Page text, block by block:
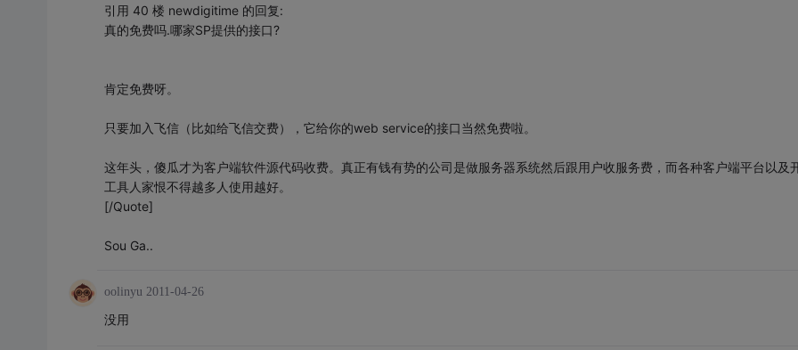
引用 40 楼 newdigitime 的回复:
真的免费吗.哪家SP提供的接口?
肯定免费呀。
只要加入飞信（比如给飞信交费），它给你的web service的接口当然免费啦。
这年头，傻瓜才为客户端软件源代码收费。真正有钱有势的公司是做服务器系统然后跟用户收服务费，而各种客户端平台以及
工具人家恨不得越多人使用越好。
[/Quote]
Sou Ga..
oolinyu 2011-04-26
没用